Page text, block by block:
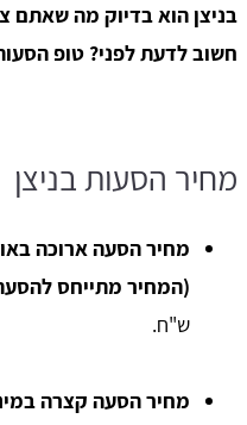
בניצן הוא בדיוק מה שאתם
חשוב לדעת לפני? טופ
מחיר הסעות בניצן
מחיר הסעה ארוכה
(המחיר מתייחס להסעה של
ש"ח.
מחיר הסעה קצרה במיניבוס 20 מקומות